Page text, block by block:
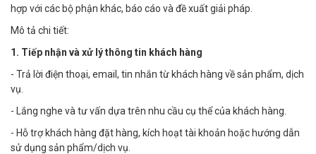
hợp với các bộ phận khác, báo cáo và đề xuất giải pháp.
Mô tả chi tiết:
1. Tiếp nhận và xử lý thông tin khách hàng
- Trả lời điện thoại, email, tin nhắn từ khách hàng về sản phẩm, dịch
vụ.
- Lắng nghe và tư vấn dựa trên nhu cầu cụ thể của khách hàng.
- Hỗ trợ khách hàng đặt hàng, kích hoạt tài khoản hoặc hướng dẫn
sử dụng sản phẩm/dịch vụ.